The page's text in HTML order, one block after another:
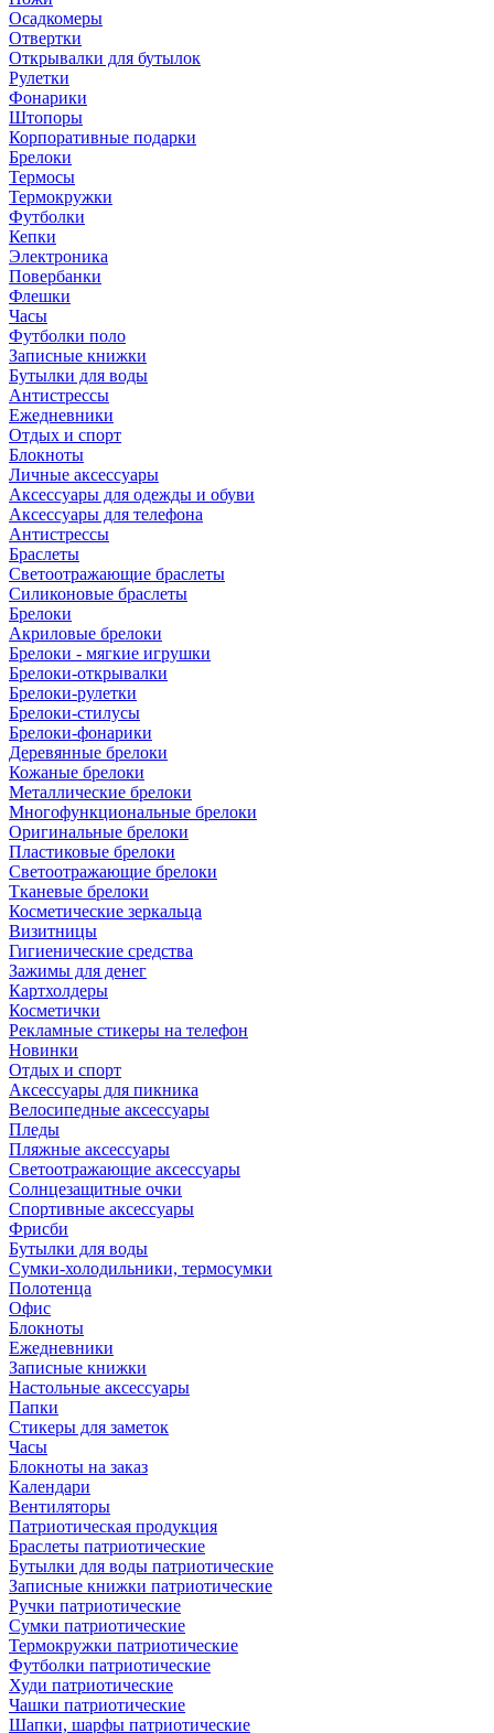
Осадкомеры
Отвертки
Открывалки для бутылок
Рулетки
Фонарики
Штопоры
Корпоративные подарки
Брелоки
Термосы
Термокружки
Футболки
Кепки
Электроника
Повербанки
Флешки
Часы
Футболки поло
Записные книжки
Бутылки для воды
Антистрессы
Ежедневники
Отдых и спорт
Блокноты
Личные аксессуары
Аксессуары для одежды и обуви
Аксессуары для телефона
Антистрессы
Браслеты
Светоотражающие браслеты
Силиконовые браслеты
Брелоки
Акриловые брелоки
Брелоки - мягкие игрушки
Брелоки-открывалки
Брелоки-рулетки
Брелоки-стилусы
Брелоки-фонарики
Деревянные брелоки
Кожаные брелоки
Металлические брелоки
Многофункциональные брелоки
Оригинальные брелоки
Пластиковые брелоки
Светоотражающие брелоки
Тканевые брелоки
Косметические зеркальца
Визитницы
Гигиенические средства
Зажимы для денег
Картхолдеры
Косметички
Рекламные стикеры на телефон
Новинки
Отдых и спорт
Аксессуары для пикника
Велосипедные аксессуары
Пледы
Пляжные аксессуары
Светоотражающие аксессуары
Солнцезащитные очки
Спортивные аксессуары
Фрисби
Бутылки для воды
Сумки-холодильники, термосумки
Полотенца
Офис
Блокноты
Ежедневники
Записные книжки
Настольные аксессуары
Папки
Стикеры для заметок
Часы
Блокноты на заказ
Календари
Вентиляторы
Патриотическая продукция
Браслеты патриотические
Бутылки для воды патриотические
Записные книжки патриотические
Ручки патриотические
Сумки патриотические
Термокружки патриотические
Футболки патриотические
Худи патриотические
Чашки патриотические
Шапки, шарфы патриотические